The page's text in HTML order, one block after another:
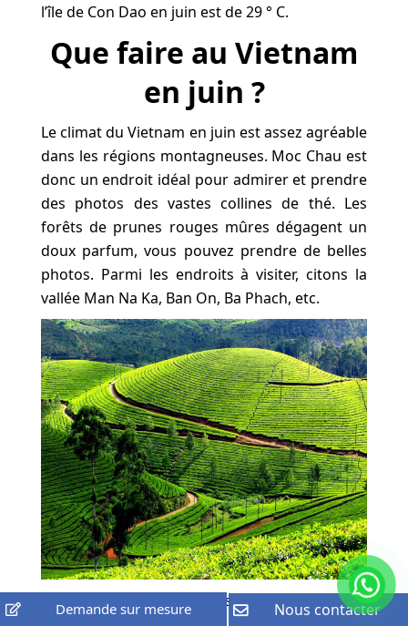
l’île de Con Dao en juin est de 29 ° C.
Que faire au Vietnam
en juin ?
Le climat du Vietnam en juin est assez agréable
dans les régions montagneuses. Moc Chau est
donc un endroit idéal pour admirer et prendre
des photos des vastes collines de thé. Les
forêts de prunes rouges mûres dégagent un
doux parfum, vous pouvez prendre de belles
photos. Parmi les endroits à visiter, citons la
vallée Man Na Ka, Ban On, Ba Phach, etc.
Fin mai – début juin est la saison où les chutes
Demande sur mesure Nous contacter